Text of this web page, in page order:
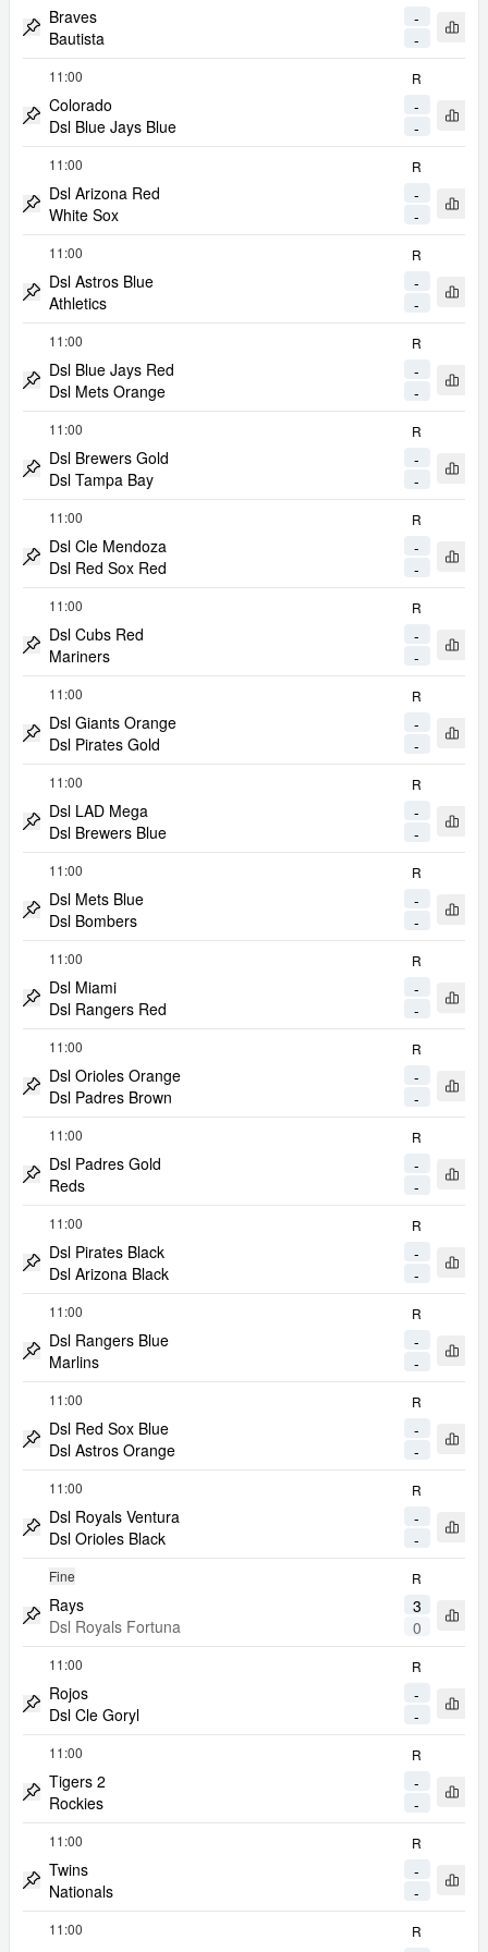
Metti Match in Evidenza
Braves
Bautista
-
-
Apri
Metti Match in Evidenza
11:00
Colorado
Dsl Blue Jays Blue
-
-
R
Apri
Metti Match in Evidenza
11:00
Dsl Arizona Red
White Sox
-
-
R
Apri
Metti Match in Evidenza
11:00
Dsl Astros Blue
Athletics
-
-
R
Apri
Metti Match in Evidenza
11:00
Dsl Blue Jays Red
Dsl Mets Orange
-
-
R
Apri
Metti Match in Evidenza
11:00
Dsl Brewers Gold
Dsl Tampa Bay
-
-
R
Apri
Metti Match in Evidenza
11:00
Dsl Cle Mendoza
Dsl Red Sox Red
-
-
R
Apri
Metti Match in Evidenza
11:00
Dsl Cubs Red
Mariners
-
-
R
Apri
Metti Match in Evidenza
11:00
Dsl Giants Orange
Dsl Pirates Gold
-
-
R
Apri
Metti Match in Evidenza
11:00
Dsl LAD Mega
Dsl Brewers Blue
-
-
R
Apri
Metti Match in Evidenza
11:00
Dsl Mets Blue
Dsl Bombers
-
-
R
Apri
Metti Match in Evidenza
11:00
Dsl Miami
Dsl Rangers Red
-
-
R
Apri
Metti Match in Evidenza
11:00
Dsl Orioles Orange
Dsl Padres Brown
-
-
R
Apri
Metti Match in Evidenza
11:00
Dsl Padres Gold
Reds
-
-
R
Apri
Metti Match in Evidenza
11:00
Dsl Pirates Black
Dsl Arizona Black
-
-
R
Apri
Metti Match in Evidenza
11:00
Dsl Rangers Blue
Marlins
-
-
R
Apri
Metti Match in Evidenza
11:00
Dsl Red Sox Blue
Dsl Astros Orange
-
-
R
Apri
Metti Match in Evidenza
11:00
Dsl Royals Ventura
Dsl Orioles Black
-
-
R
Apri
Metti Match in Evidenza
Fine
Rays
Dsl Royals Fortuna
3
0
R
Apri
Metti Match in Evidenza
11:00
Rojos
Dsl Cle Goryl
-
-
R
Apri
Metti Match in Evidenza
11:00
Tigers 2
Rockies
-
-
R
Apri
Metti Match in Evidenza
11:00
Twins
Nationals
-
-
R
Apri
11:00 R